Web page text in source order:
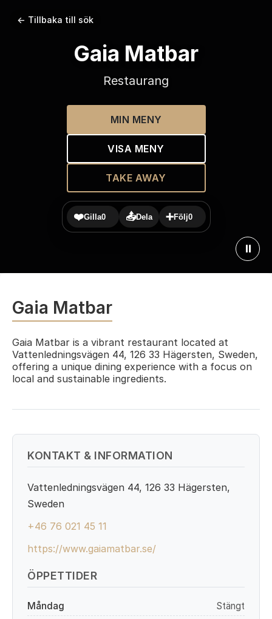
← Tillbaka till sök
Gaia Matbar
Restaurang
MIN MENY
VISA MENY
TAKE AWAY
❤️Gilla0 📤Dela ➕Följ0
⏸
Gaia Matbar
Gaia Matbar is a vibrant restaurant located at
Vattenledningsvägen 44, 126 33 Hägersten, Sweden,
offering a unique dining experience with a focus on
local and sustainable ingredients.
KONTAKT & INFORMATION
Vattenledningsvägen 44, 126 33 Hägersten,
Sweden
+46 76 021 45 11
https://www.gaiamatbar.se/
ÖPPETTIDER
Måndag
Stängt